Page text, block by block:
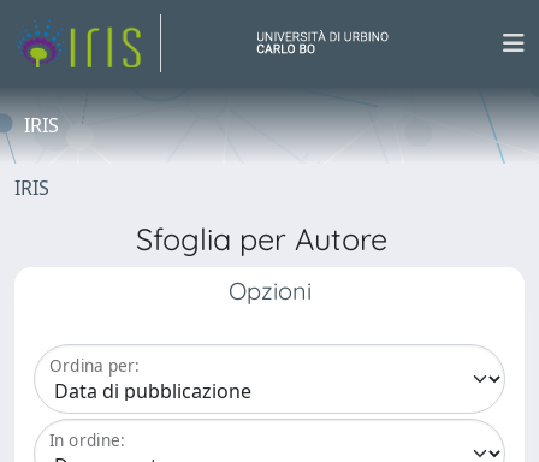
IRIS
IRIS
Sfoglia per Autore
Opzioni
Ordina per:
In ordine: